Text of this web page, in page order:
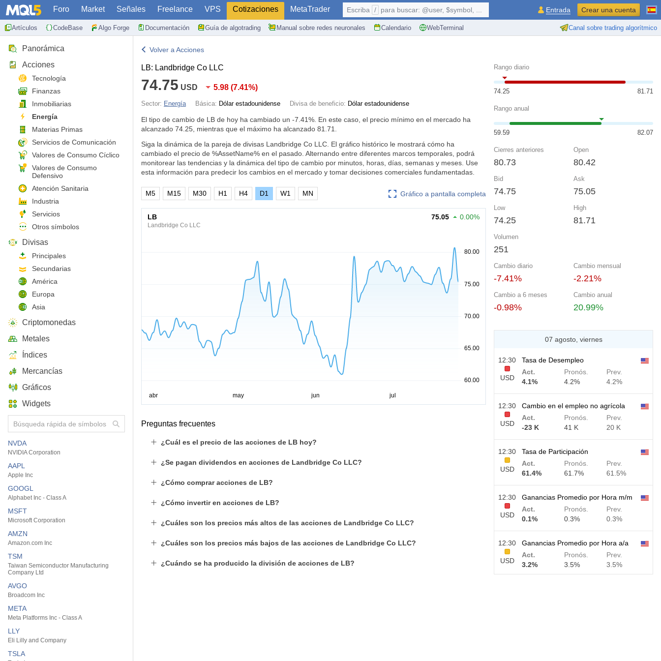
Foro Market Señales Freelance VPS Cotizaciones MetaTrader
Artículos CodeBase Algo Forge Documentación Guía de algotrading Manual sobre redes neuronales Calendario WebTerminal Canal sobre trading algorítmico
Escriba / para buscar: @user, $symbol, ... Entrada Crear una cuenta
Panorámica
Acciones
Tecnología
Finanzas
Inmobiliarias
Energía
Materias Primas
Servicios de Comunicación
Valores de Consumo Cíclico
Valores de Consumo
Defensivo
Atención Sanitaria
Industria
Servicios
Otros símbolos
Divisas
Principales
Secundarias
América
Europa
Asia
Criptomonedas
Metales
Índices
Mercancías
Gráficos
Widgets
NVDA
NVIDIA Corporation
AAPL
Apple Inc
GOOGL
Alphabet Inc - Class A
MSFT
Microsoft Corporation
AMZN
Amazon.com Inc
TSM
Taiwan Semiconductor Manufacturing
Company Ltd
AVGO
Broadcom Inc
META
Meta Platforms Inc - Class A
LLY
Eli Lilly and Company
TSLA
Volver a Acciones
LB: Landbridge Co LLC
74.75 USD 5.98 (7.41%)
Sector: Energía Básica: Dólar estadounidense Divisa de beneficio: Dólar estadounidense
El tipo de cambio de LB de hoy ha cambiado un -7.41% . En este caso, el precio mínimo en el mercado ha
alcanzado 74.25, mientras que el máximo ha alcanzado 81.71.
Siga la dinámica de la pareja de divisas Landbridge Co LLC. El gráfico histórico le mostrará cómo ha
cambiado el precio de %AssetName% en el pasado. Alternando entre diferentes marcos temporales, podrá
monitorear las tendencias y la dinámica del tipo de cambio por minutos, horas, días, semanas y meses. Use
esta información para predecir los cambios en el mercado y tomar decisiones comerciales fundamentadas.
Gráfico a pantalla completa
M5 M15 M30 H1 H4 D1 W1 MN
LB
Landbridge Co LLC
75.05 0.00%
Preguntas frecuentes
¿Cuál es el precio de las acciones de LB hoy?
¿Se pagan dividendos en acciones de Landbridge Co LLC?
¿Cómo comprar acciones de LB?
¿Cómo invertir en acciones de LB?
¿Cuáles son los precios más altos de las acciones de Landbridge Co LLC?
¿Cuáles son los precios más bajos de las acciones de Landbridge Co LLC?
¿Cuándo se ha producido la división de acciones de LB?
Rango diario
74.25 81.71
Rango anual
59.59 82.07
Cierres anteriores
80.73
Open
80.42
Bid
74.75
Ask
75.05
Low
74.25
High
81.71
Volumen
251
Cambio diario
-7.41%
Cambio mensual
-2.21%
Cambio a 6 meses
-0.98%
Cambio anual
20.99%
07 agosto, viernes
12:30
USD
Tasa de Desempleo
Act.
4.1%
Pronós.
4.2%
Prev.
4.2%
12:30
USD
Cambio en el empleo no agrícola
Act.
-23 K
Pronós.
41 K
Prev.
20 K
12:30
USD
Tasa de Participación
Act.
61.4%
Pronós.
61.7%
Prev.
61.5%
12:30
USD
Ganancias Promedio por Hora m/m
Act.
0.1%
Pronós.
0.3%
Prev.
0.3%
12:30
USD
Ganancias Promedio por Hora a/a
Act.
3.2%
Pronós.
3.5%
Prev.
3.5%